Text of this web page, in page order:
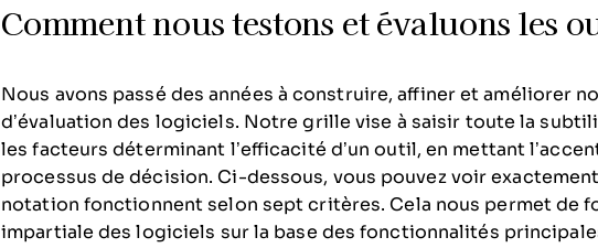
Comment nous testons et évaluons les
Nous avons passé des années à construire, affiner et améliorer
d’évaluation des logiciels. Notre grille vise à saisir toute la
les facteurs déterminant l’efficacité d’un outil, en mettant
processus de décision. Ci-dessous, vous pouvez voir
notation fonctionnent selon sept critères. Cela nous permet de
impartiale des logiciels sur la base des fonctionnalités